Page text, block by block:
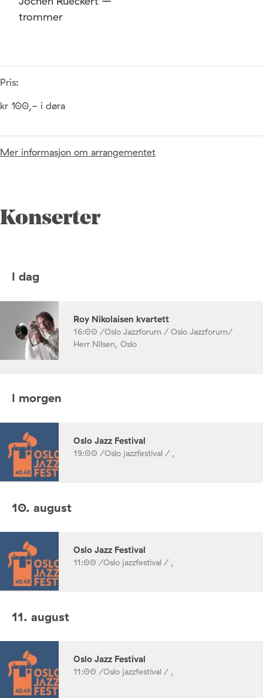
trommer
Pris:
kr 100,- i døra
Mer informasjon om arrangementet
Konserter
I dag
Roy Nikolaisen kvartett
16:00 /Oslo Jazzforum / Oslo Jazzforum/
Herr Nilsen, Oslo
I morgen
Oslo Jazz Festival
19:00 /Oslo jazzfestival / ,
10. august
Oslo Jazz Festival
11:00 /Oslo jazzfestival / ,
11. august
Oslo Jazz Festival
11:00 /Oslo jazzfestival / ,